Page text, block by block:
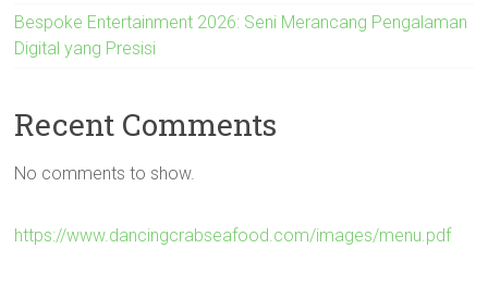
Bespoke Entertainment 2026: Seni Merancang Pengalaman
Digital yang Presisi
Recent Comments
No comments to show.
https://www.dancingcrabseafood.com/images/menu.pdf